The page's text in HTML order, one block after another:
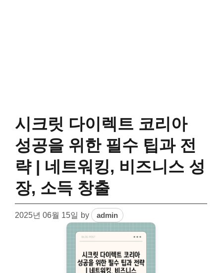
시크릿 다이렉트 코리아
성공을 위한 필수 팁과 전
략 | 네트워킹, 비즈니스 성
장, 소득 창출
2025년 06월 15일 by admin